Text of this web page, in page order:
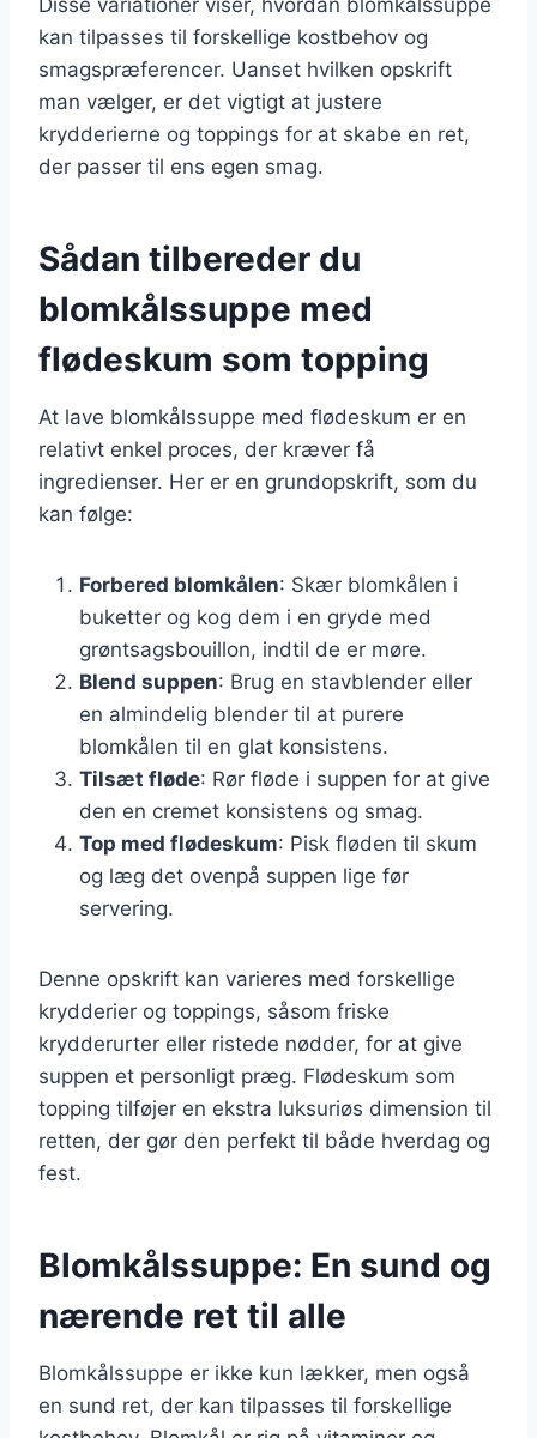
kan tilpasses til forskellige kostbehov og
smagspræferencer. Uanset hvilken opskrift
man vælger, er det vigtigt at justere
krydderierne og toppings for at skabe en ret,
der passer til ens egen smag.
Sådan tilbereder du
blomkålssuppe med
flødeskum som topping
At lave blomkålssuppe med flødeskum er en
relativt enkel proces, der kræver få
ingredienser. Her er en grundopskrift, som du
kan følge:
Forbered blomkålen: Skær blomkålen i
buketter og kog dem i en gryde med
grøntsagsbouillon, indtil de er møre.
Blend suppen: Brug en stavblender eller
en almindelig blender til at purere
blomkålen til en glat konsistens.
Tilsæt fløde: Rør fløde i suppen for at give
den en cremet konsistens og smag.
Top med flødeskum: Pisk fløden til skum
og læg det ovenpå suppen lige før
servering.
Denne opskrift kan varieres med forskellige
krydderier og toppings, såsom friske
krydderurter eller ristede nødder, for at give
suppen et personligt præg. Flødeskum som
topping tilføjer en ekstra luksuriøs dimension til
retten, der gør den perfekt til både hverdag og
fest.
Blomkålssuppe: En sund og
nærende ret til alle
Blomkålssuppe er ikke kun lækker, men også
en sund ret, der kan tilpasses til forskellige